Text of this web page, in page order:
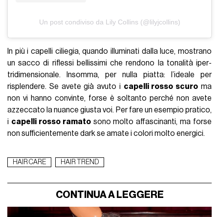
Un post condiviso da Lily Collins (@lilyjcollins)
In più i capelli ciliegia, quando illuminati dalla luce, mostrano
un sacco di riflessi bellissimi che rendono la tonalità iper-
tridimensionale. Insomma, per nulla piatta: l’ideale per
risplendere. Se avete già avuto i capelli rosso scuro ma
non vi hanno convinte, forse è soltanto perché non avete
azzeccato la nuance giusta voi. Per fare un esempio pratico,
i capelli rosso ramatosono molto affascinanti, ma forse
non sufficientemente dark se amate i colori molto energici.
HAIR CARE HAIR TREND
CONTINUA A LEGGERE